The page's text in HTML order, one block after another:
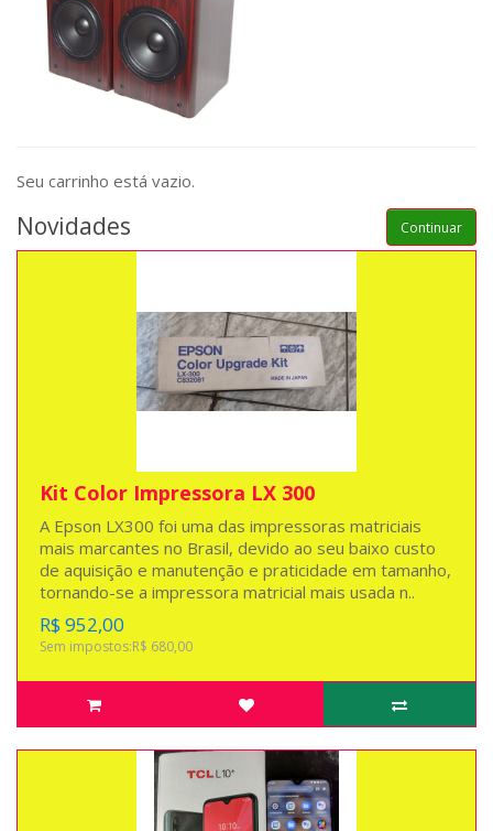
Seu carrinho está vazio.
Continuar
Novidades
Kit Color Impressora LX 300
A Epson LX300 foi uma das impressoras matriciais
mais marcantes no Brasil, devido ao seu baixo custo
de aquisição e manutenção e praticidade em tamanho,
tornando-se a impressora matricial mais usada n..
R$ 952,00
Sem impostos:R$ 680,00